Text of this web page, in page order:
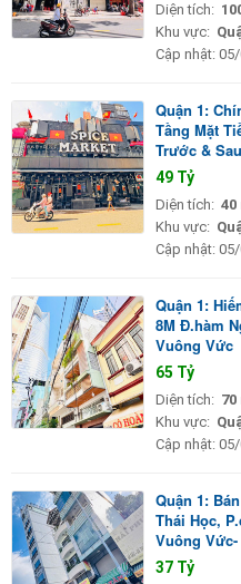
Diện tích:
Khu vực:
Cập nhật:
Quận 1:
Tầng Mặt
Trước & Sau
49 Tỷ
Diện tích: 40
Khu vực:
Cập nhật:
Quận 1:
8M Đ.hàm
Vuông Vức
65 Tỷ
Diện tích: 70
Khu vực:
Cập nhật:
Quận 1:
Thái Học,
Vuông Vức-
37 Tỷ